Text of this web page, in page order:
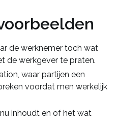
de werknemer toch wat
de werkgever te praten.
waar partijen een
voordat men werkelijk
inhoudt en of het wat